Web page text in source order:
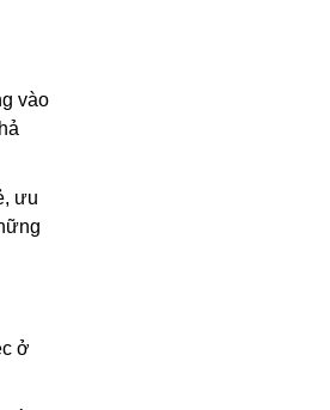
vào
ưu
ở